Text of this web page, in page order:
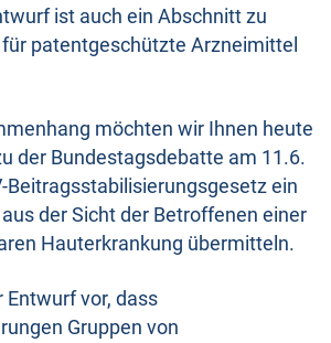
ist auch ein Abschnitt zu
patentgeschützte Arzneimittel
möchten wir Ihnen heute
der Bundestagsdebatte am 11.6.
Beitragsstabilisierungsgesetz ein
der Sicht der Betroffenen einer
Hauterkrankung übermitteln.
Entwurf vor, dass
Gruppen von